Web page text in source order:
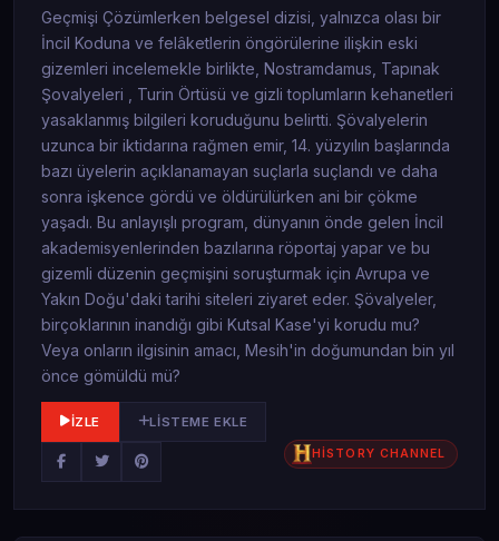
Geçmişi Çözümlerken belgesel dizisi, yalnızca olası bir
İncil Koduna ve felâketlerin öngörülerine ilişkin eski
gizemleri incelemekle birlikte, Nostramdamus, Tapınak
Şovalyeleri , Turin Örtüsü ve gizli toplumların kehanetleri
yasaklanmış bilgileri koruduğunu belirtti. Şövalyelerin
uzunca bir iktidarına rağmen emir, 14. yüzyılın başlarında
bazı üyelerin açıklanamayan suçlarla suçlandı ve daha
sonra işkence gördü ve öldürülürken ani bir çökme
yaşadı. Bu anlayışlı program, dünyanın önde gelen İncil
akademisyenlerinden bazılarına röportaj yapar ve bu
gizemli düzenin geçmişini soruşturmak için Avrupa ve
Yakın Doğu'daki tarihi siteleri ziyaret eder. Şövalyeler,
birçoklarının inandığı gibi Kutsal Kase'yi korudu mu?
Veya onların ilgisinin amacı, Mesih'in doğumundan bin yıl
önce gömüldü mü?
İZLE LISTEME EKLE
HİSTORY CHANNEL